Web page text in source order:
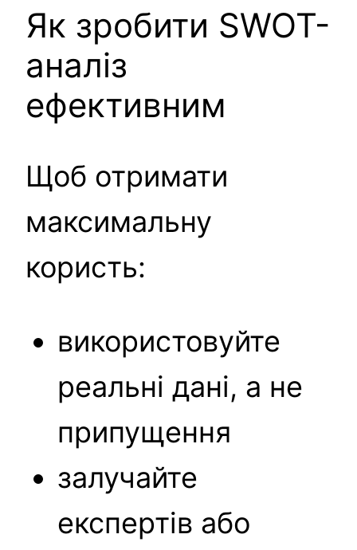
Як зробити SWOT-
аналіз
ефективним
Щоб отримати
максимальну
користь:
використовуйте
реальні дані, а не
припущення
залучайте
експертів або